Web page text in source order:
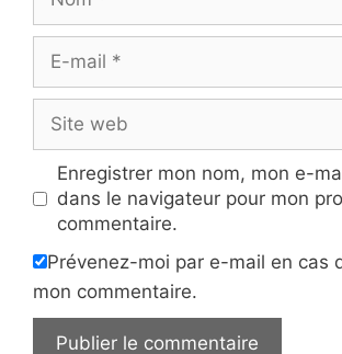
mail
web
Enregistrer mon nom, mon e-
dans le navigateur pour mon
commentaire.
Prévenez-moi par e-mail en cas
mon commentaire.